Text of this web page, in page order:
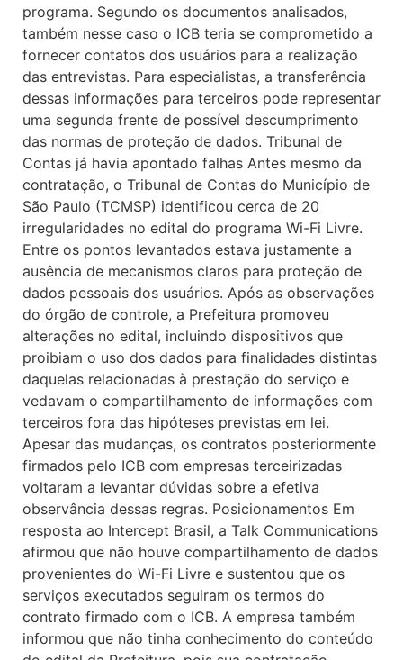
programa. Segundo os documentos analisados,
também nesse caso o ICB teria se comprometido a
fornecer contatos dos usuários para a realização
das entrevistas. Para especialistas, a transferência
dessas informações para terceiros pode representar
uma segunda frente de possível descumprimento
das normas de proteção de dados. Tribunal de
Contas já havia apontado falhas Antes mesmo da
contratação, o Tribunal de Contas do Município de
São Paulo (TCMSP) identificou cerca de 20
irregularidades no edital do programa Wi-Fi Livre.
Entre os pontos levantados estava justamente a
ausência de mecanismos claros para proteção de
dados pessoais dos usuários. Após as observações
do órgão de controle, a Prefeitura promoveu
alterações no edital, incluindo dispositivos que
proibiam o uso dos dados para finalidades distintas
daquelas relacionadas à prestação do serviço e
vedavam o compartilhamento de informações com
terceiros fora das hipóteses previstas em lei.
Apesar das mudanças, os contratos posteriormente
firmados pelo ICB com empresas terceirizadas
voltaram a levantar dúvidas sobre a efetiva
observância dessas regras. Posicionamentos Em
resposta ao Intercept Brasil, a Talk Communications
afirmou que não houve compartilhamento de dados
provenientes do Wi-Fi Livre e sustentou que os
serviços executados seguiram os termos do
contrato firmado com o ICB. A empresa também
informou que não tinha conhecimento do conteúdo